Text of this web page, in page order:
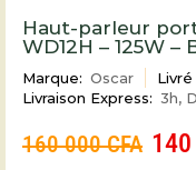
Haut-parleur
WD12H – 125W
Marque: Oscar Livré
Livraison Express: 3h,
160 000CFA